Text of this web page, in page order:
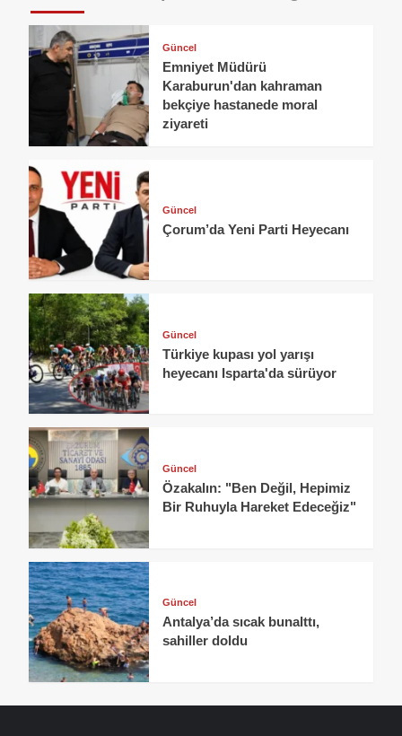
Güncel
Emniyet Müdürü
Karaburun'dan kahraman
bekçiye hastanede moral
ziyareti
Güncel
Çorum’da Yeni Parti Heyecanı
Güncel
Türkiye kupası yol yarışı
heyecanı Isparta'da sürüyor
Güncel
Özakalın: "Ben Değil, Hepimiz
Bir Ruhuyla Hareket Edeceğiz"
Güncel
Antalya’da sıcak bunalttı,
sahiller doldu